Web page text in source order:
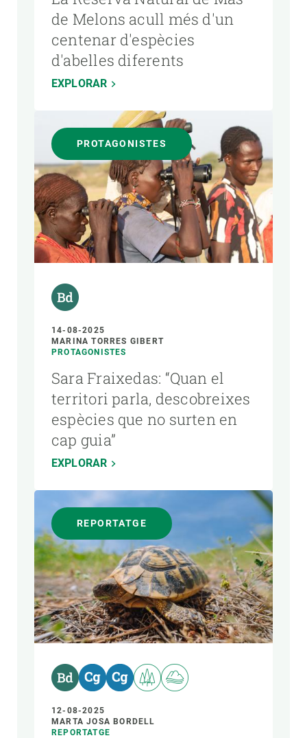
de Melons acull més d'un
centenar d'espècies
d'abelles diferents
EXPLORAR
PROTAGONISTES
14-08-2025
MARINA TORRES GIBERT
PROTAGONISTES
Sara Fraixedas: “Quan el
territori parla, descobreixes
espècies que no surten en
cap guia”
EXPLORAR
REPORTATGE
12-08-2025
MARTA JOSA BORDELL
REPORTATGE